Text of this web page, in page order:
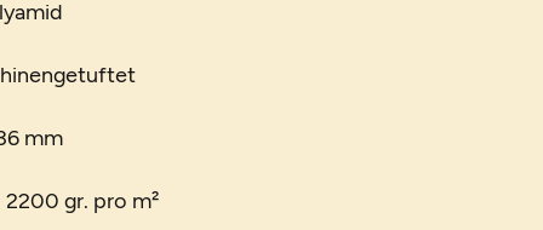
mm
gr. pro m²